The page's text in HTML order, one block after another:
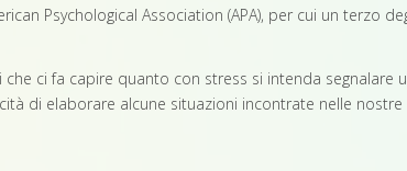
Psychological Association (APA), per cui un terzo
ci fa capire quanto con stress si intenda segnalare
di elaborare alcune situazioni incontrate nelle